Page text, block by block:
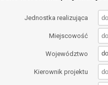
Jednostka realizująca
Miejscowość
Województwo
Kierownik projektu